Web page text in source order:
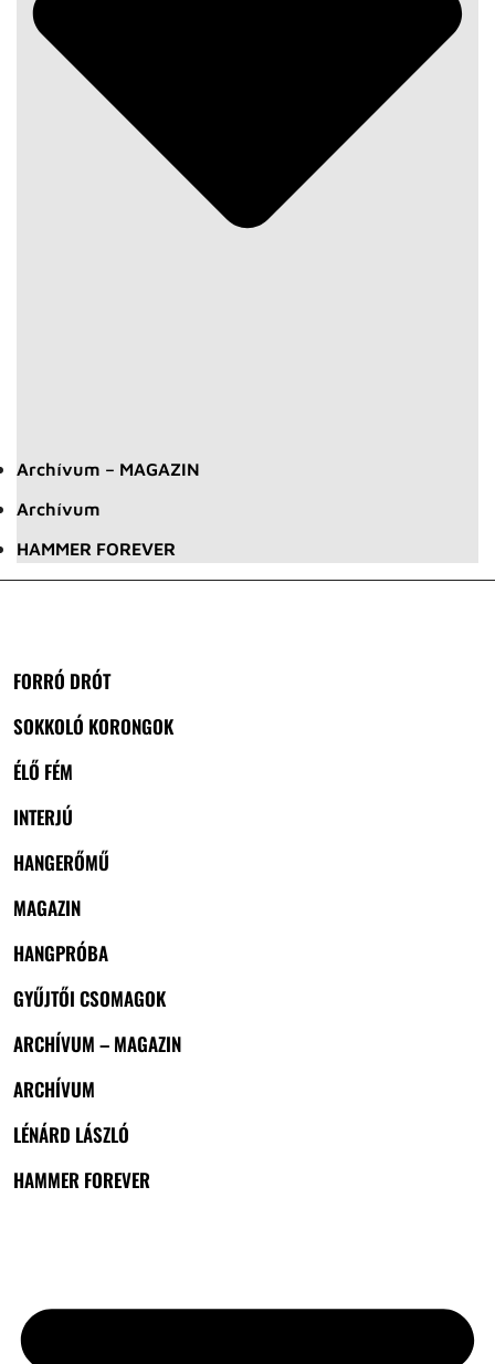
Archívum – MAGAZIN
Archívum
HAMMER FOREVER
FORRÓ DRÓT
SOKKOLÓ KORONGOK
ÉLŐ FÉM
INTERJÚ
HANGERŐMŰ
MAGAZIN
HANGPRÓBA
GYŰJTŐI CSOMAGOK
ARCHÍVUM – MAGAZIN
ARCHÍVUM
LÉNÁRD LÁSZLÓ
HAMMER FOREVER